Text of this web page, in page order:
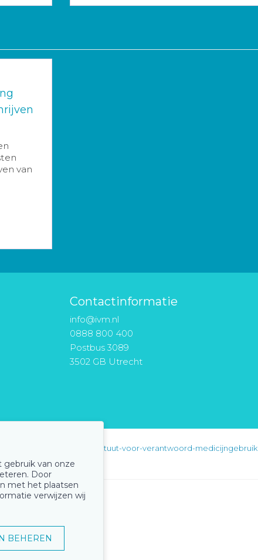
van
Contactinformatie
info@ivm.nl
0888 800 400
Postbus 3089
3502 GB Utrecht
instituut-voor-verantwoord-medicijngebruik
van onze
Door
met het plaatsen
verwijzen wij
BEHEREN